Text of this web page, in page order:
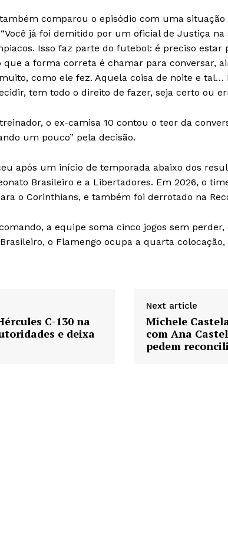
comparou o episódio com uma situação
já foi demitido por um oficial de Justiça
Isso faz parte do futebol: é preciso
que a forma correta é chamar para conversar,
como ele fez. Aquela coisa de noite e tal…
tem todo o direito de fazer, seja certo ou
o ex-camisa 10 contou o teor da
um pouco” pela decisão.
após um início de temporada abaixo dos
Brasileiro e a Libertadores. Em 2026, o
o Corinthians, e também foi derrotado na
a equipe soma cinco jogos sem
o Flamengo ocupa a quarta
C-130 na
e deixa
Next article
Michele
com Ana
pedem